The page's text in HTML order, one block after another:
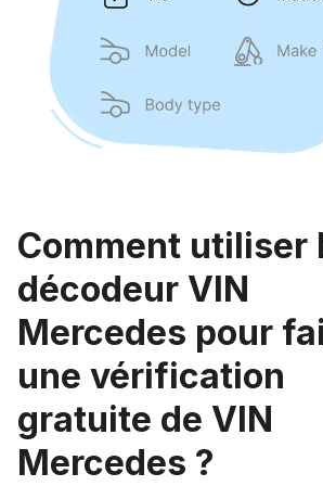
Comment utiliser
décodeur VIN
Mercedes pour
une vérification
gratuite de VIN
Mercedes ?